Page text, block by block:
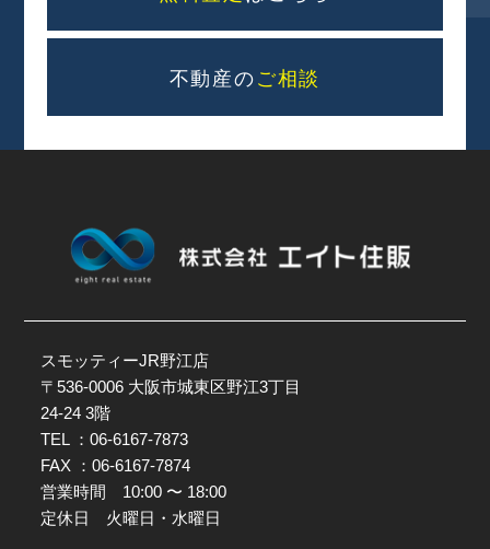
不動産の ご相談
スモッティーJR野江店
〒536-0006 大阪市城東区野江3丁目
24-24 3階
TEL ：06-6167-7873
FAX ：06-6167-7874
営業時間 10:00 〜 18:00
定休日 火曜日・水曜日